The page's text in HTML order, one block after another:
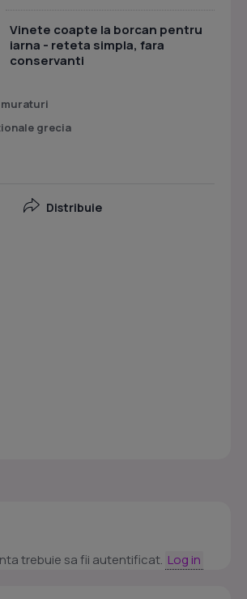
Vinete coapte la borcan pentru
iarna - reteta simpla, fara
conservanti
grecia
Distribuie
trebuie sa fii autentificat. Log in